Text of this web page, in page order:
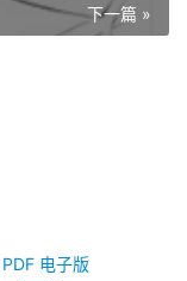
下一篇 »
电子版